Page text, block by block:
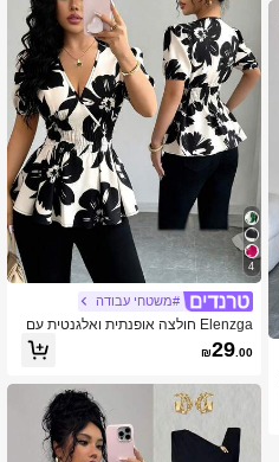
4
#משטחי עבודה
Elenzga חולצה אופנתית ואלגנטית עם
הדפס פרחוני וצווארון V לנשים
₪29.00